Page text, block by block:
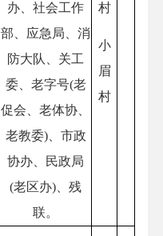
办、社会工作
部、应急局、消
防大队、关工
委、老字号(老
促会、老体协、
老教委)、市政
协办、民政局
(老区办)、残
联。
村
小
眉
村